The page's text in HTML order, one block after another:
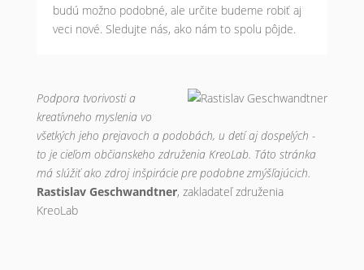
budú možno podobné, ale určite budeme robiť aj
veci nové. Sledujte nás, ako nám to spolu pôjde.
Podpora tvorivosti a
kreatívneho myslenia vo
všetkých jeho prejavoch a podobách, u detí aj dospelých -
to je cieľom občianskeho združenia KreoLab. Táto stránka
má slúžiť ako zdroj inšpirácie pre podobne zmýšľajúcich.
Rastislav Geschwandtner, zakladateľ združenia
KreoLab